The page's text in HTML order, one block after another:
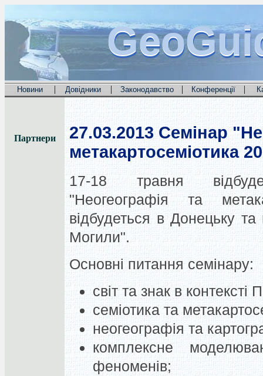
Новини | Довідники | Законодавство | Конференції |
Партнери 27.03.2013 Семінар
метакартосеміотика
17-18 травня
"Неогеографія та
відбудеться в Донецьку та
Могили".
Основні питання семінару:
світ та знак в контексті
семіотика та
неогеографія та
комплексне
феноменів;